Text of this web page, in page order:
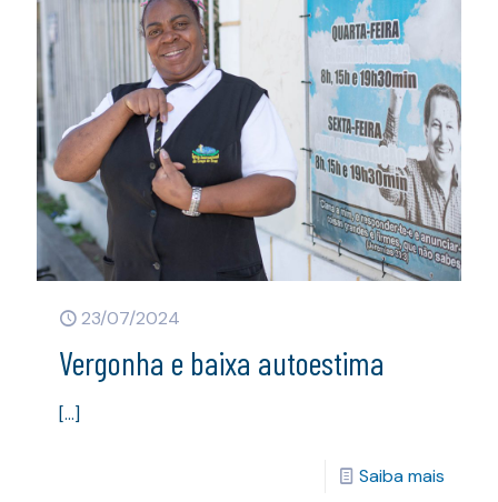
23/07/2024
Vergonha e baixa autoestima
[…]
Saiba mais